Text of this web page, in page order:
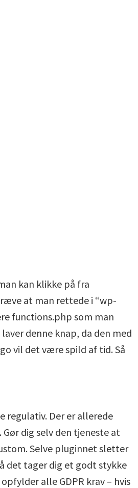
kan klikke på fra
at man rettede i “wp-
functions.php som man
denne knap, da den med
vil det være spild af tid. Så
regulativ. Der er allerede
dig selv den tjeneste at
Selve pluginnet sletter
det tager dig et godt stykke
opfylder alle GDPR krav – hvis